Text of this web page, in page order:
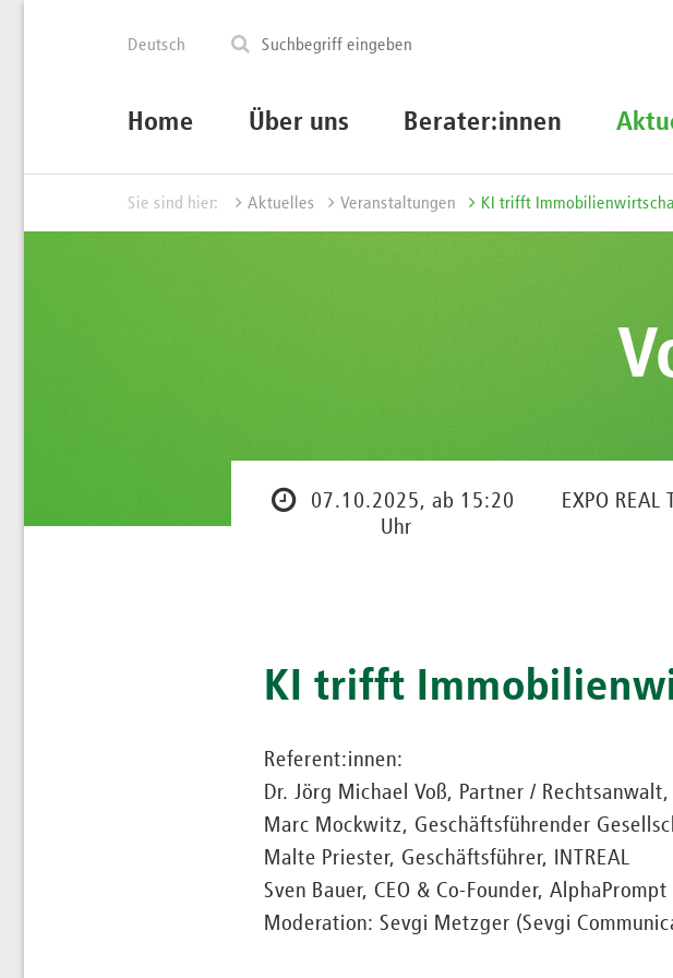
Deutsch
Home Über uns Berater:innen
Sie sind hier: Aktuelles Veranstaltungen KI trifft
07.10.2025, ab 15:20
Uhr
EXPO
KI trifft
Referent:innen:
Dr. Jörg Michael Voß, Partner /
Marc Mockwitz, Geschäftsführender
Malte Priester, Geschäftsführer, INTREAL
Sven Bauer, CEO & Co-Founder, AlphaPrompt
Moderation: Sevgi Metzger (Sevgi